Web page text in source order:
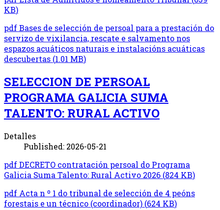
KB)
pdfBases de selección de persoal para a prestación do
servizo de vixilancia, rescate e salvamento nos
espazos acuáticos naturais e instalacións acuáticas
descubertas (1.01 MB)
SELECCION DE PERSOAL
PROGRAMA GALICIA SUMA
TALENTO: RURAL ACTIVO
Detalles
Published: 2026-05-21
pdfDECRETO contratación persoal do Programa
Galicia Suma Talento: Rural Activo 2026 (824 KB)
pdf Acta n º 1 do tribunal de selección de 4 peóns
forestais e un técnico (coordinador) (624 KB)